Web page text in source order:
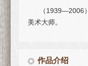
（1939—2006
美术大师。
作品介绍